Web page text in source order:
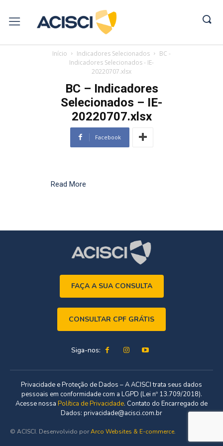
Início Indicadores Selecionados
BC -
Indicadores Selecionados - IE-
20220707.xlsx
BC – Indicadores
Selecionados – IE-
20220707.xlsx
Facebook
Read More
FAÇA A SUA CONSULTA
CONSULTAR CPF GRÁTIS
Siga-nos:
Privacidade e Proteção de Dados – A ACISCI trata seus dados
pessoais em conformidade com a LGPD (Lei nº 13.709/2018).
Acesse nossa Política de Privacidade. Contato do Encarregado de
Dados: privacidade@acisci.com.br
© ACISCI. Desenvolvido porArco Websites & E-commerce.